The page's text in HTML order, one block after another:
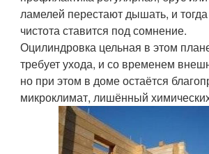
ламелей перестают дышать, и тогда
чистота ставится под сомнение.
Оцилиндровка цельная в этом
требует ухода, и со временем
но при этом в доме остаётся
микроклимат, лишённый